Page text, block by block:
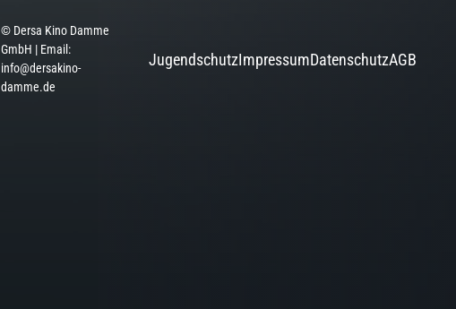
© Dersa Kino Damme
GmbH | Email:
info@dersakino-
damme.de
JugendschutzImpressumDatenschutzAGB